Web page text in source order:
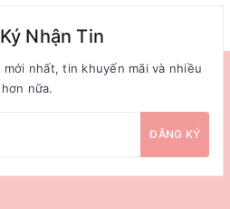
Nhận Tin
mới nhất, tin khuyến mãi và nhiều
hơn nữa.
ĐĂNG KÝ